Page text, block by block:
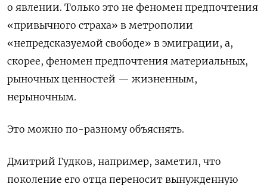
о явлении. Только это не феномен предпочтения
«привычного страха» в метрополии
«непредсказуемой свободе» в эмиграции, а,
скорее, феномен предпочтения материальных,
рыночных ценностей — жизненным,
нерыночным.
Это можно по-разному объяснять.
Дмитрий Гудков, например, заметил, что
поколение его отца переносит вынужденную